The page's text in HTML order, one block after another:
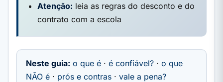
Atenção: leia as regras do desconto e do
contrato com a escola
Neste guia: o que é· é confiável?· o que
NÃO é· prós e contras· vale a pena?